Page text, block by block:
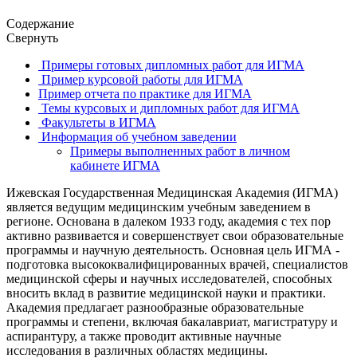
Содержание
Свернуть
Примеры готовых дипломных работ для ИГМА
Пример курсовой работы для ИГМА
Пример отчета по практике для ИГМА
Темы курсовых и дипломных работ для ИГМА
Факультеты в ИГМА
Информация об учебном заведении
Примеры выполненных работ в личном
кабинете ИГМА
Ижевская Государственная Медицинская Академия (ИГМА)
является ведущим медицинским учебным заведением в
регионе. Основана в далеком 1933 году, академия с тех пор
активно развивается и совершенствует свои образовательные
программы и научную деятельность. Основная цель ИГМА -
подготовка высококвалифицированных врачей, специалистов
медицинской сферы и научных исследователей, способных
вносить вклад в развитие медицинской науки и практики.
Академия предлагает разнообразные образовательные
программы и степени, включая бакалавриат, магистратуру и
аспирантуру, а также проводит активные научные
исследования в различных областях медицины.